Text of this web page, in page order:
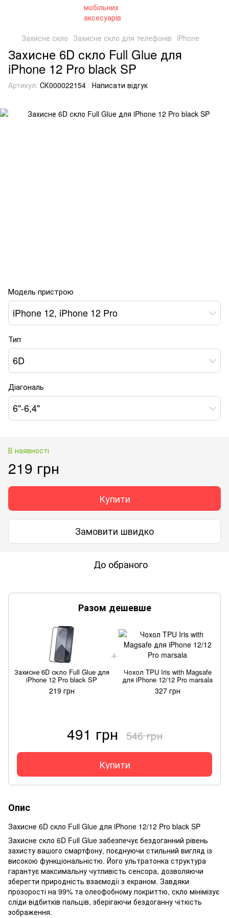
Захисне скло Захисне скло для телефонів iPhone
Захисне 6D скло Full Glue для
iPhone 12 Pro black SP
Артикул: СК000022154 Написати відгук
Модель пристрою
iPhone 12, iPhone 12 Pro
Тип
6D
Діагональ
6"-6,4"
В наявності
219 грн
Купити
Замовити швидко
До обраного
Разом дешевше
Захисне 6D скло Full Glue для
iPhone 12 Pro black SP
219 грн
Чохол TPU Iris with Magsafe
для iPhone 12/12 Pro marsala
327 грн
491 грн 546 грн
Купити
Опис
Захисне 6D скло Full Glue для iPhone 12/12 Pro black SP
Захисне скло 6D Full Glue забезпечує бездоганний рівень
захисту вашого смартфону, поєднуючи стильний вигляд із
високою функціональністю. Його ультратонка структура
гарантує максимальну чутливість сенсора, дозволяючи
зберегти природність взаємодії з екраном. Завдяки
прозорості на 99% та олеофобному покриттю, скло мінімізує
сліди відбитків пальців, зберігаючи бездоганну чіткість
зображення.